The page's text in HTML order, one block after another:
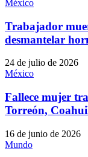
México
Trabajador
desmantelar
24 de julio de 2026
México
Fallece mujer
Torreón,
16 de junio de 2026
Mundo